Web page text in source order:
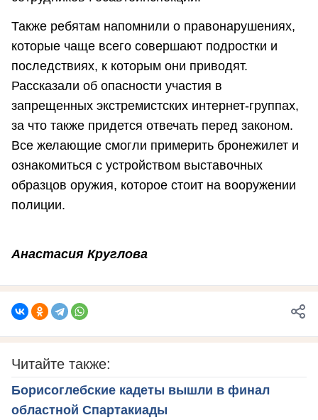
Также ребятам напомнили о правонарушениях,
которые чаще всего совершают подростки и
последствиях, к которым они приводят.
Рассказали об опасности участия в
запрещенных экстремистских интернет-группах,
за что также придется отвечать перед законом.
Все желающие смогли примерить бронежилет и
ознакомиться с устройством выставочных
образцов оружия, которое стоит на вооружении
полиции.
Анастасия Круглова
Читайте также:
Борисоглебские кадеты вышли в финал
областной Спартакиады